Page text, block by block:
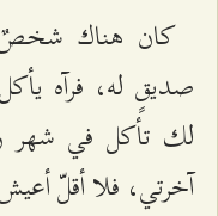
كان هناك
صديقٍ له، فرآه
لك تأكل في شهر
آخرتي، فلا أقلّ